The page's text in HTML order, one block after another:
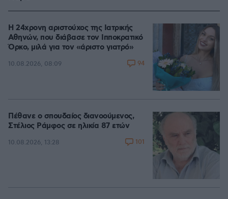
Η 24χρονη αριστούχος της Ιατρικής
Αθηνών, που διάβασε τον Ιπποκρατικό
Όρκο, μιλά για τον «άριστο γιατρό»
10.08.2026, 08:09 94
Πέθανε ο σπουδαίος διανοούμενος,
Στέλιος Ράμφος σε ηλικία 87 ετών
10.08.2026, 13:28 101